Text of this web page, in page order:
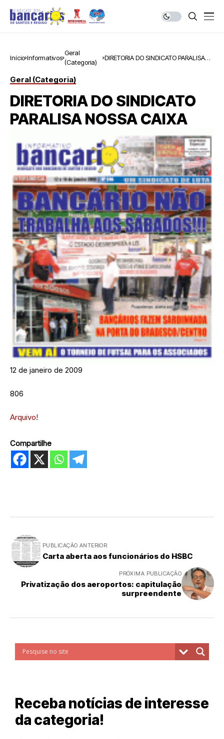
Início Informativos
Geral
(Categoria)
DIRETORIA DO SINDICATO PARALISA
Geral (Categoria)
DIRETORIA DO SINDICATO
PARALISA NOSSA CAIXA
12 de janeiro de 2009
806
Arquivo!
Compartilhe
PUBLICAÇÃO ANTERIOR
Carta aberta aos funcionários do HSBC
PRÓXIMA PUBLICAÇÃO
Privatização dos aeroportos: capitulação
surpreendente
Receba notícias de interesse
da categoria!